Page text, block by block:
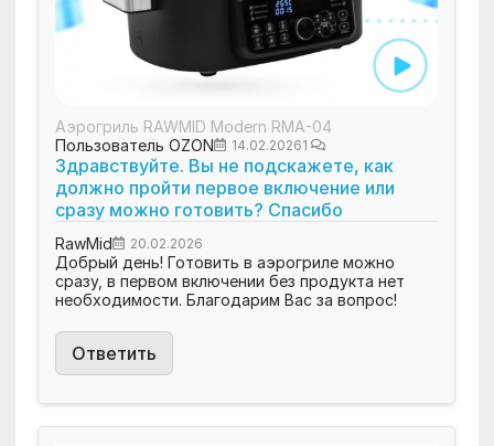
Аэрогриль RAWMID Modern RMA-04
Пользователь OZON
14.02.20261
Здравствуйте. Вы не подскажете, как
должно пройти первое включение или
сразу можно готовить? Спасибо
RawMid 20.02.2026
Добрый день! Готовить в аэрогриле можно
сразу, в первом включении без продукта нет
необходимости. Благодарим Вас за вопрос!
Ответить